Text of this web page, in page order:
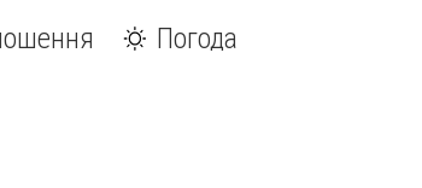
Погода